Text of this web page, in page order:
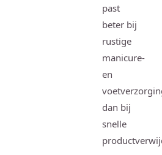
past
beter bij
rustige
manicure-
en
dan bij
snelle